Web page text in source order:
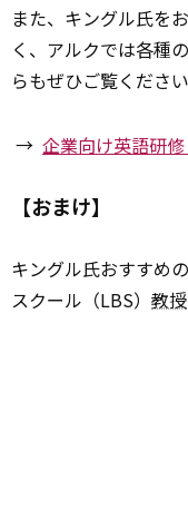
また、キングル氏を
く、アルクでは各種
らもぜひご覧ください
→ 企業向け英語研
【おまけ】
キングル氏おすすめ
スクール（LBS） 教授